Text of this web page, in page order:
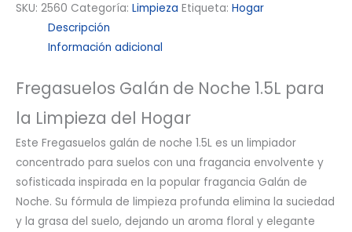
SKU: 2560 Categoría: Limpieza Etiqueta: Hogar
Descripción
Información adicional
Fregasuelos Galán de Noche 1.5L para
la Limpieza del Hogar
Este Fregasuelos galán de noche 1.5L es un limpiador
concentrado para suelos con una fragancia envolvente y
sofisticada inspirada en la popular fragancia Galán de
Noche. Su fórmula de limpieza profunda elimina la suciedad
y la grasa del suelo, dejando un aroma floral y elegante